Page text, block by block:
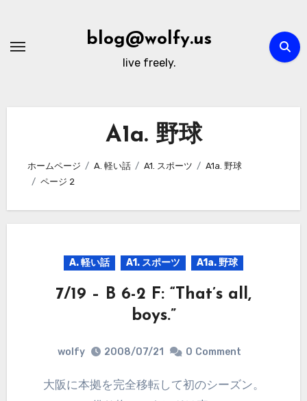
blog@wolfy.us
live freely.
A1a. 野球
ホームページ A. 軽い話 A1. スポーツ
A1a. 野球
ページ 2
A. 軽い話 A1. スポーツ A1a. 野球
7/19 – B 6-2 F: “That’s all,
boys.”
wolfy 2008/07/21 0 Comment
大阪に本拠を完全移転して初のシーズン。